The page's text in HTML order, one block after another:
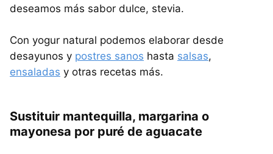
deseamos más sabor dulce, stevia.
Con yogur natural podemos elaborar desde
desayunos y postres sanos hasta salsas,
ensaladas y otras recetas más.
Sustituir mantequilla, margarina o
mayonesa por puré de aguacate